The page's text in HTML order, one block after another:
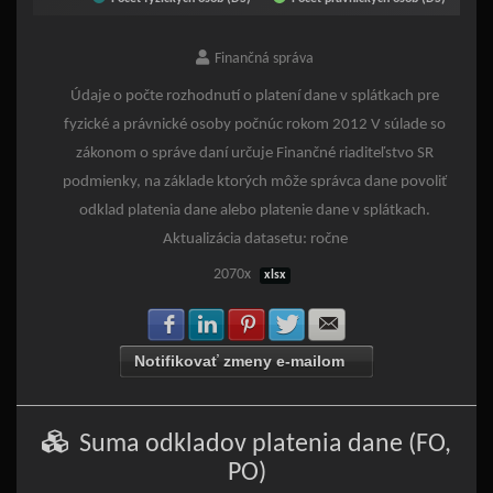
Finančná správa
Údaje o počte rozhodnutí o platení dane v splátkach pre
fyzické a právnické osoby počnúc rokom 2012 V súlade so
zákonom o správe daní určuje Finančné riaditeľstvo SR
podmienky, na základe ktorých môže správca dane povoliť
odklad platenia dane alebo platenie dane v splátkach.
Aktualizácia datasetu: ročne
2070x xlsx
Zdielať na Facebook
Zdielať na LinkedIn
Zdielať na Pinterest
Zdielať na Twitter
Notifikovať zmeny e-mailom
Suma odkladov platenia dane (FO,
PO)